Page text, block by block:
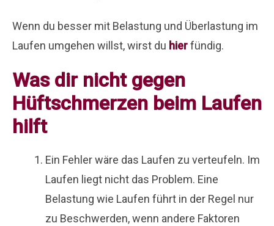
Wenn du besser mit Belastung und Überlastung im
Laufen umgehen willst, wirst du hierfündig.
Was dir nicht gegen
Hüftschmerzen beim Laufen
hilft
Ein Fehler wäre das Laufen zu verteufeln. Im
Laufen liegt nicht das Problem. Eine
Belastung wie Laufen führt in der Regel nur
zu Beschwerden, wenn andere Faktoren